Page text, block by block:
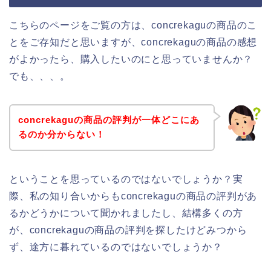
こちらのページをご覧の方は、concrekaguの商品のこ
とをご存知だと思いますが、concrekaguの商品の感想
がよかったら、購入したいのにと思っていませんか？
でも、、、。
concrekaguの商品の評判が一体どこにあ
るのか分からない！
ということを思っているのではないでしょうか？実
際、私の知り合いからもconcrekaguの商品の評判があ
るかどうかについて聞かれましたし、結構多くの方
が、concrekaguの商品の評判を探したけどみつから
ず、途方に暮れているのではないでしょうか？